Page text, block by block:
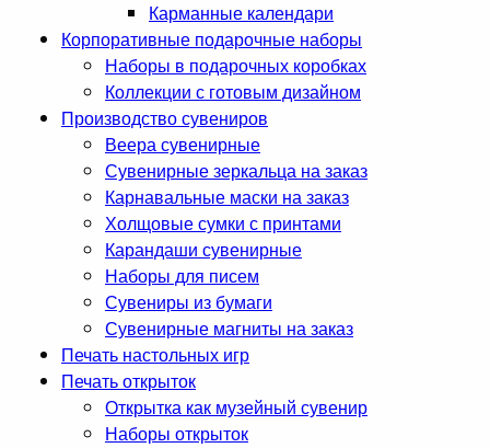
Карманные календари
Корпоративные подарочные наборы
Наборы в подарочных коробках
Коллекции с готовым дизайном
Производство сувениров
Веера сувенирные
Сувенирные зеркальца на заказ
Карнавальные маски на заказ
Холщовые сумки с принтами
Карандаши сувенирные
Наборы для писем
Сувениры из бумаги
Сувенирные магниты на заказ
Печать настольных игр
Печать открыток
Открытка как музейный сувенир
Наборы открыток